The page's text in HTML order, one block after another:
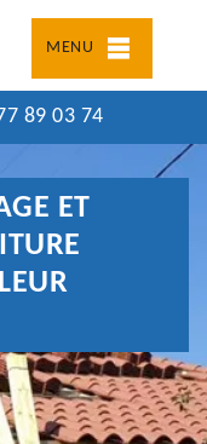
MENU
89 03 74
ET